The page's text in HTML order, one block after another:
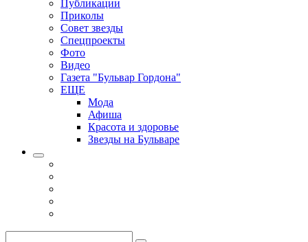
Публикации
Приколы
Совет звезды
Спецпроекты
Фото
Видео
Газета "Бульвар Гордона"
ЕЩЕ
Мода
Афиша
Красота и здоровье
Звезды на Бульваре